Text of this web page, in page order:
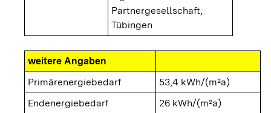
Partnergesellschaft,
Tübingen
weitere Angaben
Primärenergiebedarf
53,4 kWh/(m²a)
Endenergiebedarf
26 kWh/(m²a)